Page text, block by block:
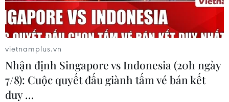
vietnamplus.vn
Nhận định Singapore vs Indonesia (20h ngày
7/8): Cuộc quyết đấu giành tấm vé bán kết
duy …